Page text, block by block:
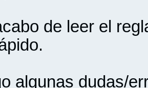
de leer el
algunas dudas/